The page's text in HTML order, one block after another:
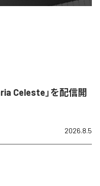
Celeste」を配信開
2026.8.5